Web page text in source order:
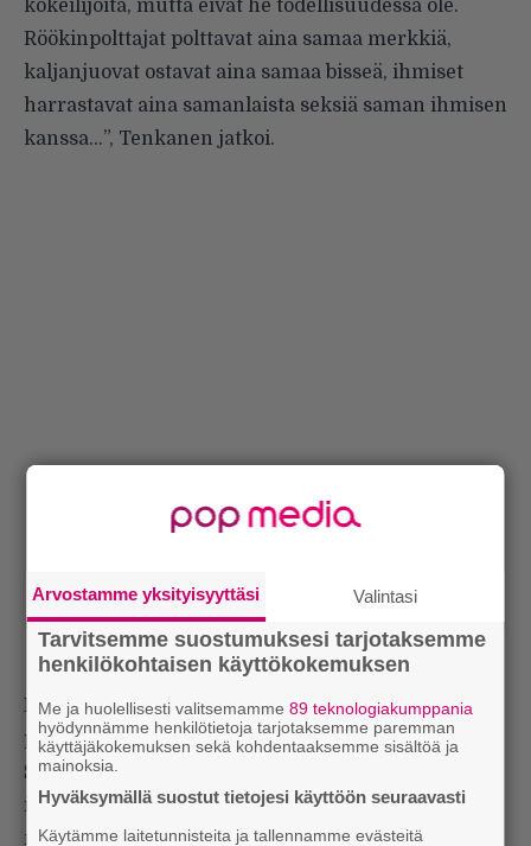
kokeilijoita, mutta eivät he todellisuudessa ole.
Röökinpolttajat polttavat aina samaa merkkiä,
kaljanjuovat ostavat aina samaa bisseä, ihmiset
harrastavat aina samanlaista seksiä saman ihmisen
kanssa…”, Tenkanen jatkoi.
Muiden keskustelijoiden mielestä hän puhui
pikemminkin itsestään kuin radionkuuntelijoista.
Saarinen oli silti samaa mieltä: ”Suurin osa
ihmisistä ei halua haastaa itseään uudella
musiikilla.”
Arvostamme yksityisyyttäsi Valintasi
Tarvitsemme suostumuksesi tarjotaksemme
henkilökohtaisen käyttökokemuksen
Me ja huolellisesti valitsemamme89 teknologiakumppania
hyödynnämme henkilötietoja tarjotaksemme paremman
käyttäjäkokemuksen sekä kohdentaaksemme sisältöä ja
mainoksia.
Hyväksymällä suostut tietojesi käyttöön seuraavasti
Käytämme laitetunnisteita ja tallennamme evästeitä